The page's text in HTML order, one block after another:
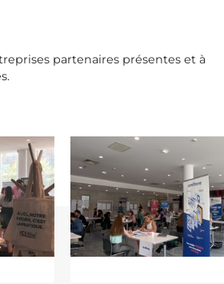
partenaires présentes et à